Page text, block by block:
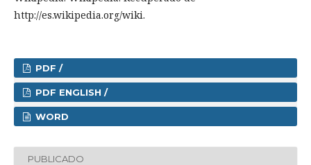
http://es.wikipedia.org/wiki.
PDF /
PDF ENGLISH /
WORD
PUBLICADO